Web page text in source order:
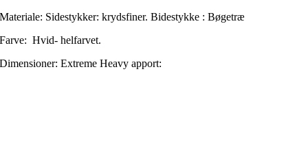
Materiale: Sidestykker: krydsfiner. Bidestykke : Bøgetræ
Farve: Hvid- helfarvet.
Dimensioner: Extreme Heavy apport: